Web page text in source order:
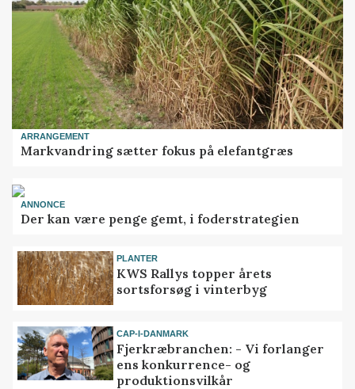
ARRANGEMENT
Markvandring sætter fokus på elefantgræs
ANNONCE
Der kan være penge gemt, i foderstrategien
PLANTER
KWS Rallys topper årets
sortsforsøg i vinterbyg
CAP-I-DANMARK
Fjerkræbranchen: - Vi forlanger
ens konkurrence- og
produktionsvilkår